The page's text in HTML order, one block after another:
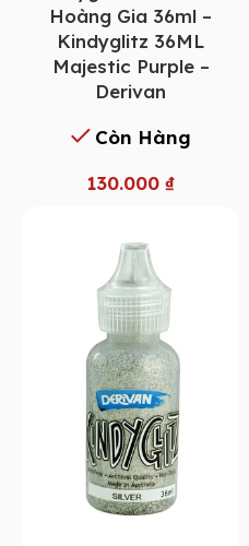
Hoàng Gia 36ml –
Kindyglitz 36ML
Majestic Purple –
Derivan
Còn Hàng
130.000 ₫